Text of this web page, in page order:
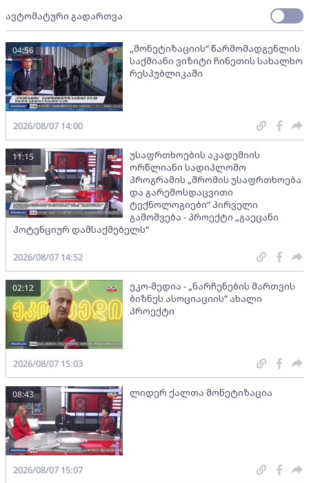
ავტომატური გადართვა
„მონეტიზაციის“ წარმომადგენლის
საქმიანი ვიზიტი ჩინეთის სახალხო
რესპუბლიკაში
04:56
2026/08/07 14:00
უსაფრთხოების აკადემიის
ორწლიანი სადიპლომო
პროგრამის „შრომის უსაფრთხოება
და გარემოსდაცვითი
ტექნოლოგიები“ პირველი
გამოშვება - პროექტი „გაეცანი
პოტენციურ დამსაქმებელს“
11:15
2026/08/07 14:52
ეკო-მედია - „ნარჩენების მართვის
ბიზნეს ასოციაციის” ახალი
პროექტი
02:12
2026/08/07 15:03
ლიდერ ქალთა მონეტიზაცია
08:43
2026/08/07 15:07